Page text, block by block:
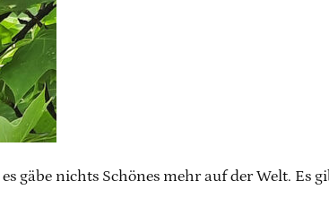
es gäbe nichts Schönes mehr auf der Welt.